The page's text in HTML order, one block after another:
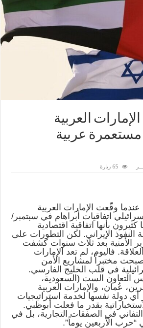
العربية
مستعمرة عربية
65 زيارة
عندما وقّعت الإمارات العربية
اتفاقيات أبراهام في سبتمبر/
وصفها كثيرون بأنها اتفاقية اقتصادية
النفوذ الإيراني. لكن التطورات على
الأمنية بعد ثلاث سنوات كشفت
فاليوم، لم تعد الإمارات
مختبراً لمشاريع الأمن
في قلب الخليج الفارسي.
الست (السعودية،
عُمان، والإمارات العربية
أي دولة نفسها لخدمة استراتيجيات
بقدر ما فعلت أبوظبي.
في الصفقات التجارية، بل في
الأربعين يوماً”.